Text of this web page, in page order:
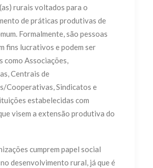
rurais voltados para o
de práticas produtivas de
Formalmente, são pessoas
fins lucrativos e podem ser
como Associações,
Centrais de
Cooperativas, Sindicatos e
estabelecidas com
visem a extensão produtiva do
cumprem papel social
desenvolvimento rural, já que é